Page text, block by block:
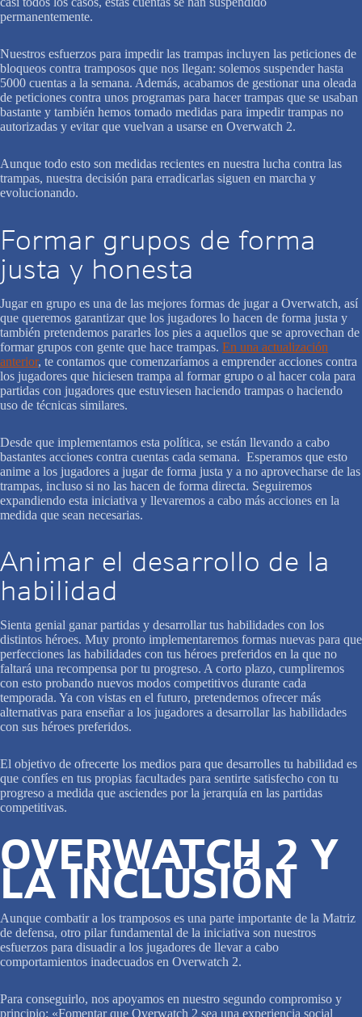
permanentemente.
Nuestros esfuerzos para impedir las trampas incluyen las peticiones de
bloqueos contra tramposos que nos llegan: solemos suspender hasta
5000 cuentas a la semana. Además, acabamos de gestionar una oleada
de peticiones contra unos programas para hacer trampas que se usaban
bastante y también hemos tomado medidas para impedir trampas no
autorizadas y evitar que vuelvan a usarse en Overwatch 2.
Aunque todo esto son medidas recientes en nuestra lucha contra las
trampas, nuestra decisión para erradicarlas siguen en marcha y
evolucionando.
Formar grupos de forma
justa y honesta
Jugar en grupo es una de las mejores formas de jugar a Overwatch, así
que queremos garantizar que los jugadores lo hacen de forma justa y
también pretendemos pararles los pies a aquellos que se aprovechan de
formar grupos con gente que hace trampas. En una actualización
anterior, te contamos que comenzaríamos a emprender acciones contra
los jugadores que hiciesen trampa al formar grupo o al hacer cola para
partidas con jugadores que estuviesen haciendo trampas o haciendo
uso de técnicas similares.
Desde que implementamos esta política, se están llevando a cabo
bastantes acciones contra cuentas cada semana. Esperamos que esto
anime a los jugadores a jugar de forma justa y a no aprovecharse de las
trampas, incluso si no las hacen de forma directa. Seguiremos
expandiendo esta iniciativa y llevaremos a cabo más acciones en la
medida que sean necesarias.
Animar el desarrollo de la
habilidad
Sienta genial ganar partidas y desarrollar tus habilidades con los
distintos héroes. Muy pronto implementaremos formas nuevas para que
perfecciones las habilidades con tus héroes preferidos en la que no
faltará una recompensa por tu progreso. A corto plazo, cumpliremos
con esto probando nuevos modos competitivos durante cada
temporada. Ya con vistas en el futuro, pretendemos ofrecer más
alternativas para enseñar a los jugadores a desarrollar las habilidades
con sus héroes preferidos.
El objetivo de ofrecerte los medios para que desarrolles tu habilidad es
que confíes en tus propias facultades para sentirte satisfecho con tu
progreso a medida que asciendes por la jerarquía en las partidas
competitivas.
OVERWATCH 2 Y
LA INCLUSIÓN
Aunque combatir a los tramposos es una parte importante de la Matriz
de defensa, otro pilar fundamental de la iniciativa son nuestros
esfuerzos para disuadir a los jugadores de llevar a cabo
comportamientos inadecuados en Overwatch 2.
Para conseguirlo, nos apoyamos en nuestro segundo compromiso y
principio: «Fomentar que Overwatch 2 sea una experiencia social